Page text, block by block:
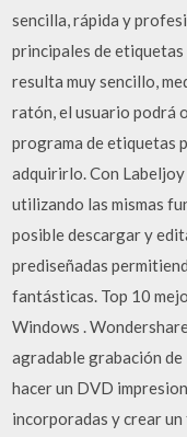
sencilla, rápida y
principales de
resulta muy sencillo,
ratón, el usuario podrá
programa de etiquetas
adquirirlo. Con
utilizando las mismas
posible descargar y
prediseñadas
fantásticas. Top 10
Windows .
agradable grabación
hacer un DVD
incorporadas y crear